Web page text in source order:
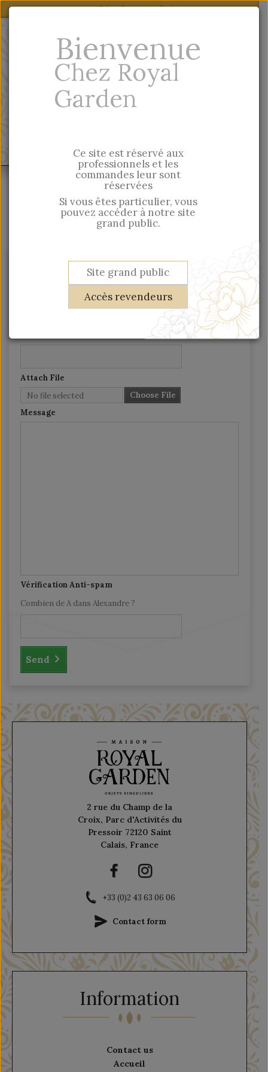
Lien de votre choix
- Fr
En
MENU
CUSTOMER SERVICE - CONTACT US
SEND A MESSAGE
Subject Heading
Attach File
No file selected
Choose File
Message
Vérification Anti-spam
Combien de A dans Alexandre ?
Send
Information
Contact us
Accueil
2 rue du Champ de la
Croix, Parc d'Activités du
Pressoir 72120 Saint
Calais, France
+33 (0)2 43 63 06 06
Contact form
Bienvenue
Chez Royal
Garden
Ce site est réservé aux
professionnels et les
commandes leur sont
réservées
Si vous êtes particulier, vous
pouvez accéder à notre site
grand public.
Site grand public
Accès revendeurs